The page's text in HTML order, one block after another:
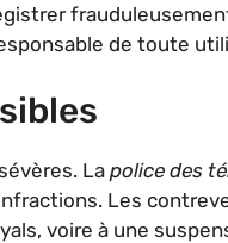
de toute
La police des
Les
voire à une